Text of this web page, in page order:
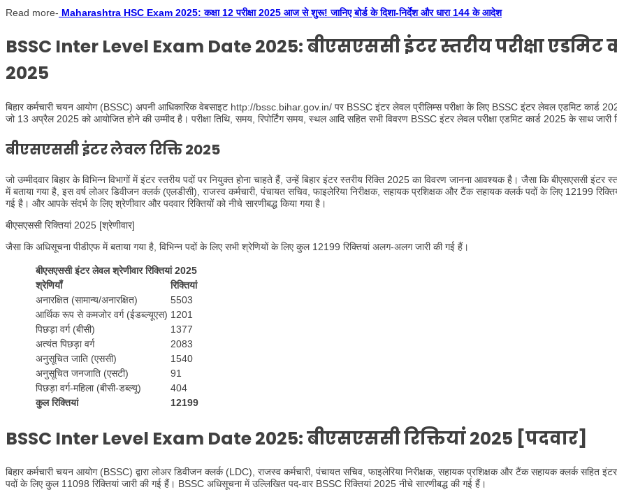
Read more- Maharashtra HSC Exam 2025: कक्षा 12 परीक्षा 2025 आज से शुरू! जानिए बोर्ड के दिशा-निर्देश और धारा 144 के आदेश
BSSC Inter Level Exam Date 2025: बीएसएससी इंटर स्तरीय परीक्षा एडमिट
2025
बिहार कर्मचारी चयन आयोग (BSSC) अपनी आधिकारिक वेबसाइट http://bssc.bihar.gov.in/ पर BSSC इंटर लेवल प्रीलिम्स परीक्षा के लिए BSSC इंटर लेवल एडमिट कार्ड
जो 13 अप्रैल 2025 को आयोजित होने की उम्मीद है। परीक्षा तिथि, समय, रिपोर्टिंग समय, स्थल आदि सहित सभी विवरण BSSC इंटर लेवल परीक्षा एडमिट कार्ड 2025 के साथ जारी
बीएसएससी इंटर लेवल रिक्ति 2025
जो उम्मीदवार बिहार के विभिन्न विभागों में इंटर स्तरीय पदों पर नियुक्त होना चाहते हैं, उन्हें बिहार इंटर स्तरीय रिक्ति 2025 का विवरण जानना आवश्यक है। जैसा कि बीएसएससी इंटर
में बताया गया है, इस वर्ष लोअर डिवीजन क्लर्क (एलडीसी), राजस्व कर्मचारी, पंचायत सचिव, फाइलेरिया निरीक्षक, सहायक प्रशिक्षक और टैंक सहायक क्लर्क पदों के लिए 12199
गई है। और आपके संदर्भ के लिए श्रेणीवार और पदवार रिक्तियों को नीचे सारणीबद्ध किया गया है।
बीएसएससी रिक्तियां 2025 [श्रेणीवार]
जैसा कि अधिसूचना पीडीएफ में बताया गया है, विभिन्न पदों के लिए सभी श्रेणियों के लिए कुल 12199 रिक्तियां अलग-अलग जारी की गई हैं।
बीएसएससी इंटर लेवल श्रेणीवार रिक्तियां 2025
श्रेणियाँ
रिक्तियां
अनारक्षित (सामान्य/अनारक्षित)
5503
आर्थिक रूप से कमजोर वर्ग (ईडब्ल्यूएस) 1201
पिछड़ा वर्ग (बीसी)
1377
अत्यंत पिछड़ा वर्ग
2083
अनुसूचित जाति (एससी)
1540
अनुसूचित जनजाति (एसटी)
91
पिछड़ा वर्ग-महिला (बीसी-डब्ल्यू)
404
कुल रिक्तियां
12199
BSSC Inter Level Exam Date 2025: बीएसएससी रिक्तियां 2025 [पदवार]
बिहार कर्मचारी चयन आयोग (BSSC) द्वारा लोअर डिवीजन क्लर्क (LDC), राजस्व कर्मचारी, पंचायत सचिव, फाइलेरिया निरीक्षक, सहायक प्रशिक्षक और टैंक सहायक क्लर्क सहित
पदों के लिए कुल 11098 रिक्तियां जारी की गई हैं। BSSC अधिसूचना में उल्लिखित पद-वार BSSC रिक्तियां 2025 नीचे सारणीबद्ध की गई हैं।